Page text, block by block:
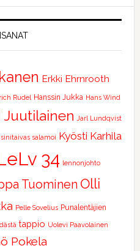
Erkki Ehrnrooth
Rudel Hanssin Jukka Hans Wind
Juutilainen Jarl Lundqvist
salamoi Kyösti Karhila
34 lennonjohto
Tuominen Olli
Pelle Sovelius Punalentäjien
tappio Uolevi Paavolainen
Pokela